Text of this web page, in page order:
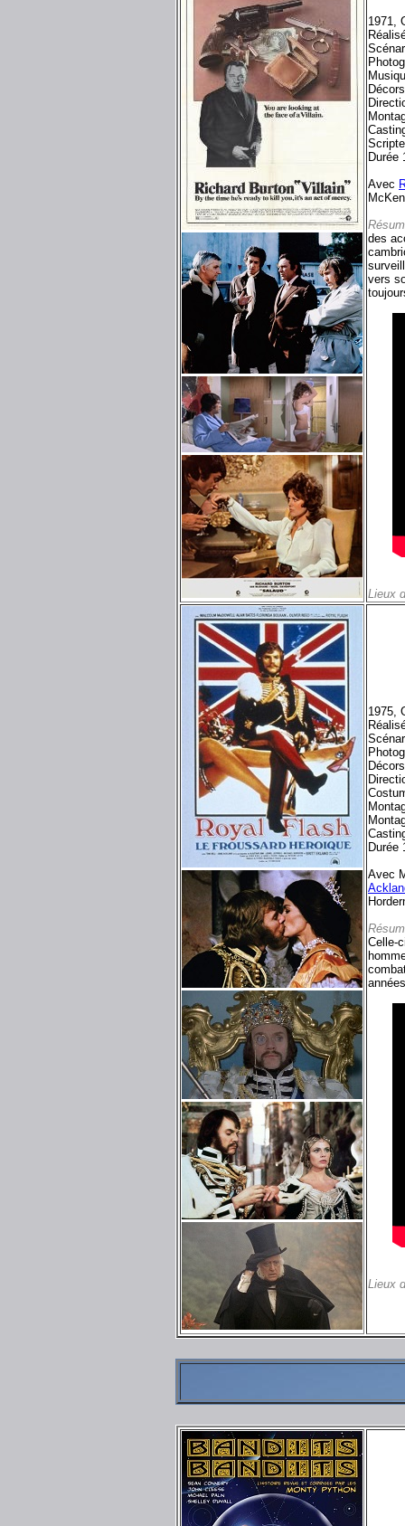
1971,
Durée
Avec
des
vers
Lieux
1975,
Durée
Avec
Celle-
Lieux